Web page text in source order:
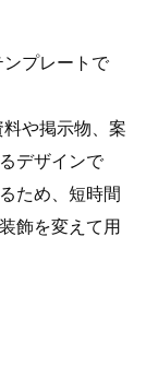
プレートで
や掲示物、案
デザインで
ため、短時間
飾を変えて用